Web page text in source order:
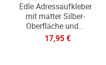
Edle Adressaufkleber
mit matter Silber-
Oberfläche und...
17,95 €